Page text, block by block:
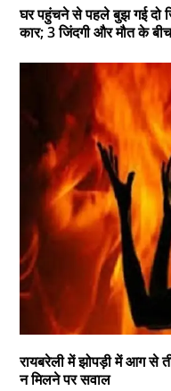
घर पहुंचने से पहले बुझ गई दो
कार; 3 जिंदगी और मौत के
रायबरेली में झोपड़ी में आग से
न मिलने पर सवाल